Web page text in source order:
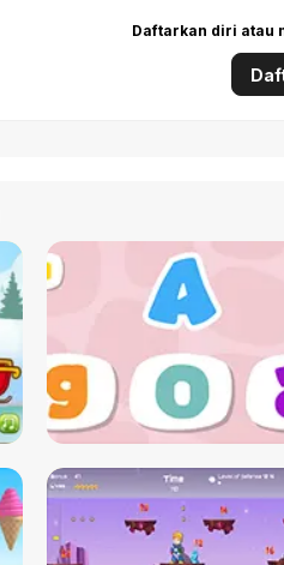
Daftarkan diri atau